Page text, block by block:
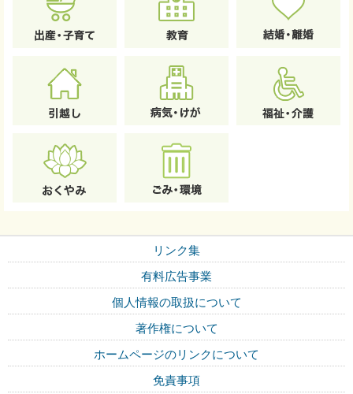
リンク集
有料広告事業
個人情報の取扱について
著作権について
ホームページのリンクについて
免責事項